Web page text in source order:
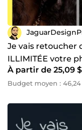
Je vais retoucher
ILLIMITÉE votre
À partir de 25,09
Budget moyen : 46,24